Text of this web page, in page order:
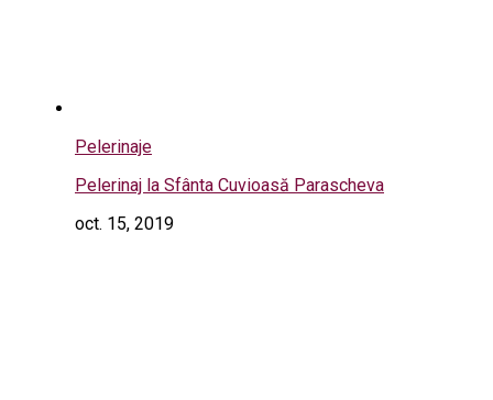
Pelerinaje
Pelerinaj la Sfânta Cuvioasă Parascheva
oct. 15, 2019